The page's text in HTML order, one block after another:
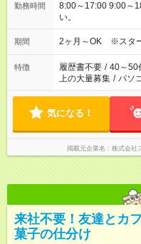
勤務時間
8:00～17:00 9:00～
い。
期間 2ヶ月～OK ※スター
特徴 履歴書不要 / 40～50
上の大量募集 / パソ
気になる！
掲載元企業名 株式会社
来社不要！友達とカ
菓子の仕分け